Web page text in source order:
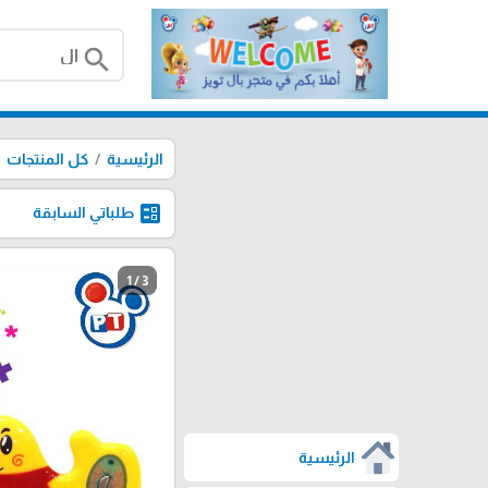
search
الرئيسية
الرئيسية كل المنتجات
ballot طلباتي السابقة
1 / 3